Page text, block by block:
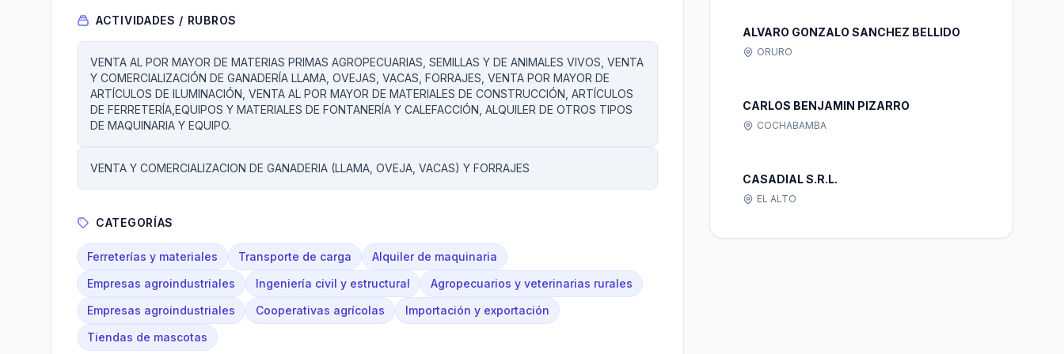
ACTIVIDADES / RUBROS
VENTA AL POR MAYOR DE MATERIAS PRIMAS AGROPECUARIAS, SEMILLAS Y DE ANIMALES VIVOS, VENTA
Y COMERCIALIZACIÓN DE GANADERÍA LLAMA, OVEJAS, VACAS, FORRAJES, VENTA POR MAYOR DE
ARTÍCULOS DE ILUMINACIÓN, VENTA AL POR MAYOR DE MATERIALES DE CONSTRUCCIÓN, ARTÍCULOS
DE FERRETERÍA,EQUIPOS Y MATERIALES DE FONTANERÍA Y CALEFACCIÓN, ALQUILER DE OTROS TIPOS
DE MAQUINARIA Y EQUIPO.
VENTA Y COMERCIALIZACION DE GANADERIA (LLAMA, OVEJA, VACAS) Y FORRAJES
CATEGORÍAS
Ferreterías y materiales Transporte de carga
Alquiler de maquinaria
Empresas agroindustriales
Ingeniería civil y estructural
Agropecuarios y veterinarias rurales
Empresas agroindustriales
Cooperativas agrícolas
Importación y exportación
Tiendas de mascotas
ALVARO GONZALO SANCHEZ BELLIDO
ORURO
CARLOS BENJAMIN PIZARRO
COCHABAMBA
CASADIAL S.R.L.
EL ALTO